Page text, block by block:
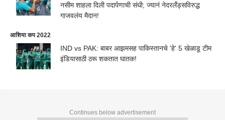
नसीम शाहला दिली पदार्पणाची संधी; ज्यानं नेदरलँड्सविरुद्ध
गाजवलंय मैदान!
आशिया कप 2022
IND vs PAK: बाबर आझमसह पाकिस्तानचे 'हे' 5 खेळाडू टीम
इंडियासाठी ठरू शकतात घातक!
Continues below advertisement